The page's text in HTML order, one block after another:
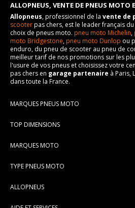
ALLOPNEUS, VENTE DE PNEUS MOTO
Allopneus, professionnel de la vente de
scooterpas chers, est le leader français
choix de pneus moto. pneu moto Michelin,
moto Bridgestone,pneu moto Dunlop ou
enduro, du pneu de scooter au pneu de
meilleur tarif de nos promotions sur les
l'usure de vos pneus et choisissez votre
pas chers en garage partenaire à Paris,
dans toute la France.
MARQUES PNEUS MOTO
Pneus Continental
Pneus Metzeler
Pneus Mitas
TOP DIMENSIONS
150/70R17
MARQUES MOTO
Pneus Kawasaki
TYPE PNEUS MOTO
ALLOPNEUS